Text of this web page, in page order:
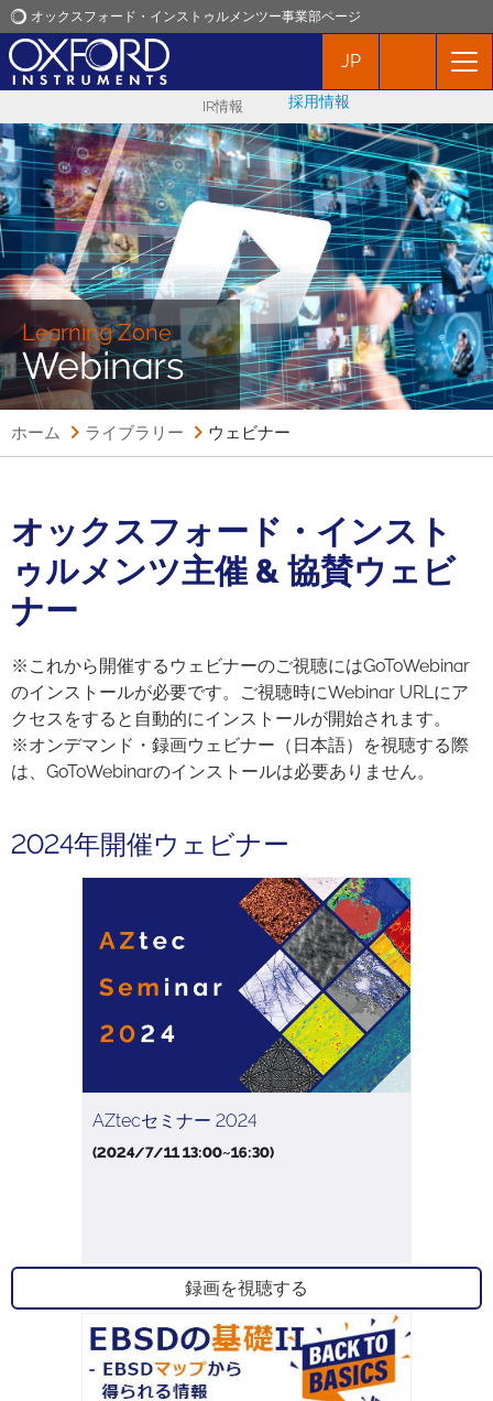
オックスフォード・インストゥルメンツー事業部ページ
オックスフォード・インストゥルメンツ
アプリケーション
プロダクト
ニュース
イベント
お問い合わせ
JP
IR情報 採用情報
Learning Zone
Webinars
ホーム ライブラリー ウェビナー
オックスフォード・インスト
ゥルメンツ主催 & 協賛ウェビ
ナー
※これから開催するウェビナーのご視聴にはGoToWebinar
のインストールが必要です。ご視聴時にWebinar URLにア
クセスをすると自動的にインストールが開始されます。
※オンデマンド・録画ウェビナー（日本語）を視聴する際
は、GoToWebinarのインストールは必要ありません。
2024年開催ウェビナー
AZtecセミナー 2024
(2024/7/11 13:00~16:30)
録画を視聴する